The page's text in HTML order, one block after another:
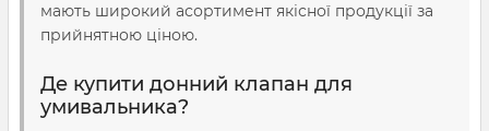
мають широкий асортимент якісної продукції за
прийнятною ціною.
Де купити донний клапан для
умивальника?